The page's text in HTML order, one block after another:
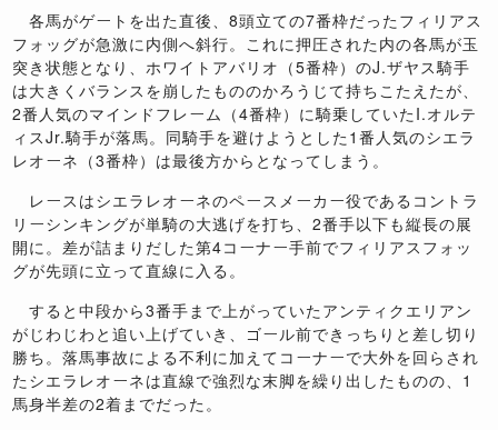
各馬がゲートを出た直後、8頭立ての7番枠だった フィリアス
フォッグが急激に内側へ斜行。これに押圧された内の各馬が玉
突き状態となり、ホワイトアバリオ（5番枠）のJ.ザヤス騎手
は大きくバランスを崩したもののかろうじて持ちこたえたが、
2番人気のマインドフレーム（4番枠）に騎乗していた I.オルテ
ィスJr.騎手が落馬。同騎手を避けようとした 1番人気のシエラ
レオーネ（3番枠）は最後方からとなってしまう。
レースはシエラレオーネのペースメーカー役であるコントラ
リーシンキングが単騎の大逃げを打ち、2番手以下も縦長の展
開に。差が詰まりだした第4コーナー手前でフィリアスフォッ
グが先頭に立って直線に入る。
すると中段から3番手まで上がっていたアンティクエリアン
がじわじわと追い上げていき、ゴール前できっちりと差し切り
勝ち。落馬事故による不利に加えてコーナーで大外を回らされ
たシエラレオーネは直線で強烈な末脚を繰り出したものの、 1
馬身半差の2着までだった。